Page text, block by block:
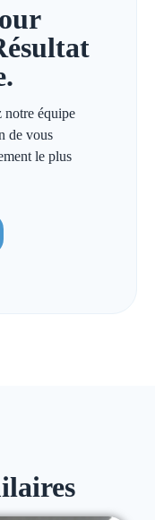
notre équipe
de vous
le plus